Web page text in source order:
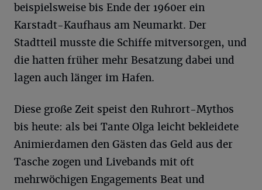
beispielsweise bis Ende der 1960er ein
Karstadt-Kaufhaus am Neumarkt. Der
Stadtteil musste die Schiffe mitversorgen, und
die hatten früher mehr Besatzung dabei und
lagen auch länger im Hafen.
Diese große Zeit speist den Ruhrort-Mythos
bis heute: als bei Tante Olga leicht bekleidete
Animierdamen den Gästen das Geld aus der
Tasche zogen und Livebands mit oft
mehrwöchigen Engagements Beat und